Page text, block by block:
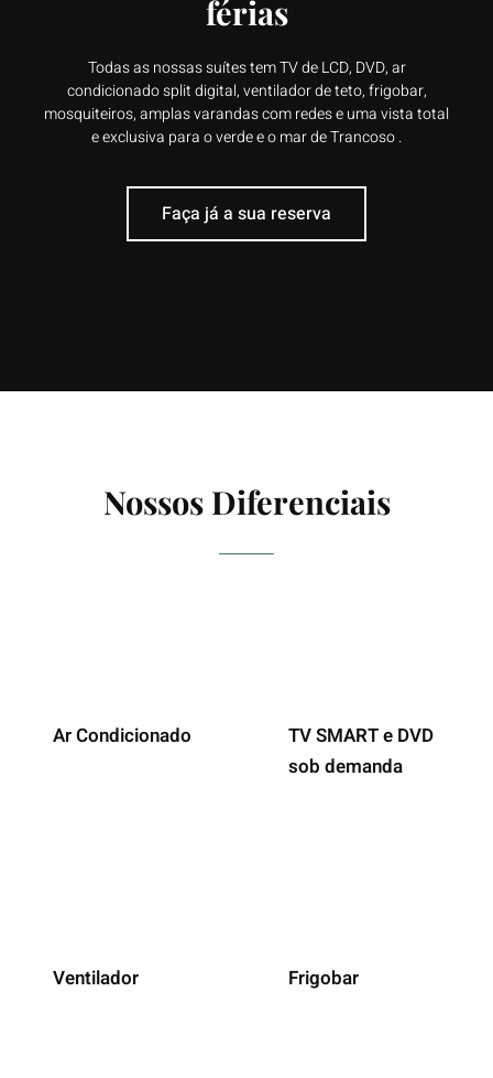
férias
Todas as nossas suítes tem TV de LCD, DVD, ar
condicionado split digital, ventilador de teto, frigobar,
mosquiteiros, amplas varandas com redes e uma vista total
e exclusiva para o verde e o mar de Trancoso .
Faça já a sua reserva
Nossos Diferenciais
Ar Condicionado
TV SMART e DVD
sob demanda
Ventilador Frigobar